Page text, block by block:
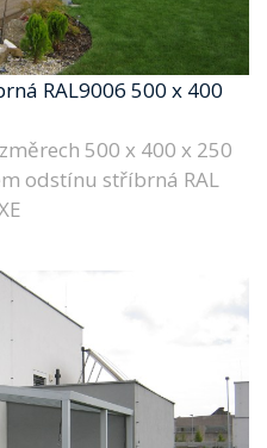
RAL9006 500 x 400
500 x 400 x 250
odstínu stříbrná RAL